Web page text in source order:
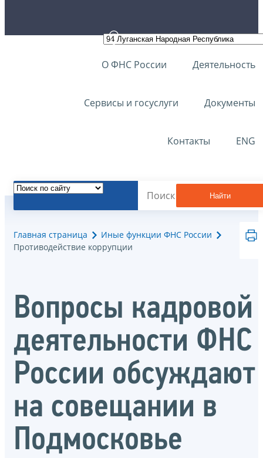
О ФНС России Деятельность
Сервисы и госуслуги Документы
Контакты ENG
Найти
Главная страница
Иные функции ФНС России
Противодействие коррупции
Вопросы кадровой
деятельности ФНС
России обсуждают
на совещании в
Подмосковье